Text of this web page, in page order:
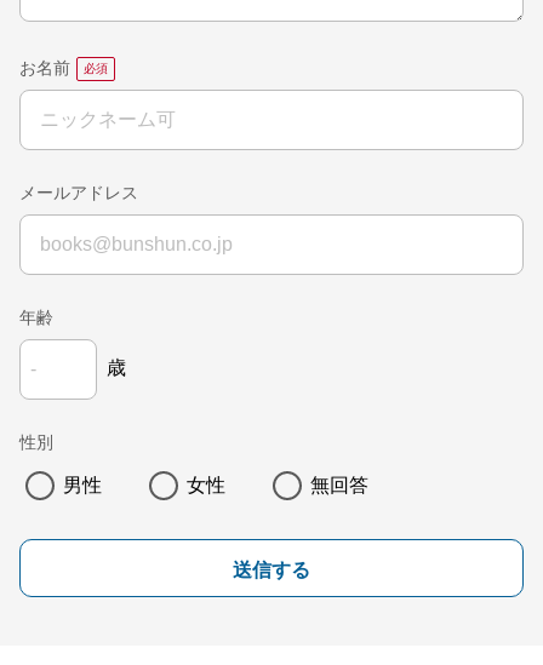
お名前
メールアドレス
年齢
歳
性別
男性 女性 無回答
送信する